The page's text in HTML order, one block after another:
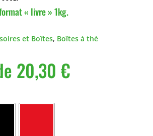
« livre » 1kg.
et Boîtes, Boîtes à thé
20,30€